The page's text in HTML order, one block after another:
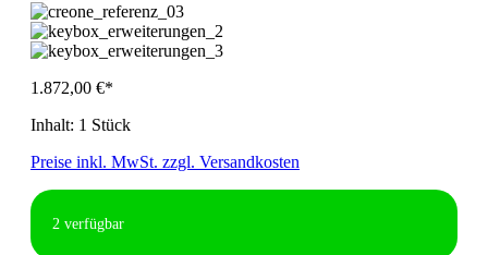
1.872,00 €*
Inhalt: 1 Stück
Preise inkl. MwSt. zzgl. Versandkosten
2 verfügbar